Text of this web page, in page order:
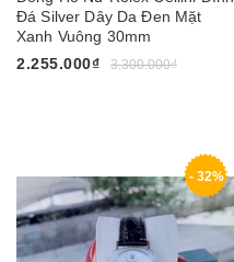
Đá Silver Dây Da Đen Mặt
Xanh Vuông 30mm
2.255.000₫
3.300.000₫
- 32%